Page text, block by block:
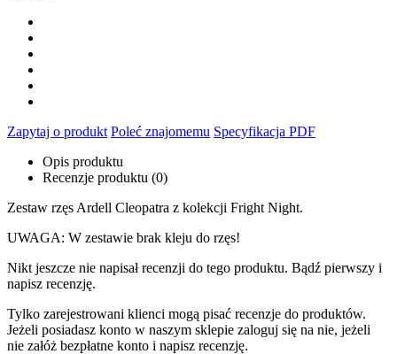
Zapytaj o produkt Poleć znajomemu Specyfikacja PDF
Opis produktu
Recenzje produktu (0)
Zestaw rzęs Ardell Cleopatra z kolekcji Fright Night.
UWAGA: W zestawie brak kleju do rzęs!
Nikt jeszcze nie napisał recenzji do tego produktu. Bądź pierwszy i
napisz recenzję.
Tylko zarejestrowani klienci mogą pisać recenzje do produktów.
Jeżeli posiadasz konto w naszym sklepie zaloguj się na nie, jeżeli
nie załóż bezpłatne konto i napisz recenzję.